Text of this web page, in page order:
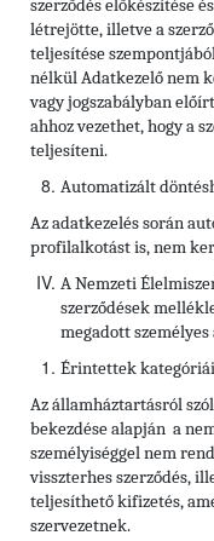
szerződés előkészítése
létrejötte, illetve a
teljesítése
nélkül Adatkezelő nem
vagy jogszabályban
ahhoz vezethet, hogy a
teljesíteni.
Automatizált
Az adatkezelés során
profilalkotást is, nem
A Nemzeti
szerződések
megadott
Érintettek kategóriái
Az államháztartásról
bekezdése alapján a
személyiséggel nem
visszterhes szerződés,
teljesíthető kifizetés,
szervezetnek.